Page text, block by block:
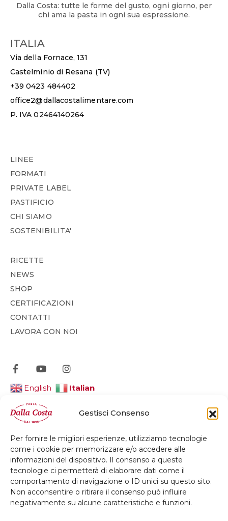
Gestisci Consenso
Per fornire le migliori esperienze, utilizziamo tecnologie
come i cookie per memorizzare e/o accedere alle
informazioni del dispositivo. Il consenso a queste
tecnologie ci permetterà di elaborare dati come il
comportamento di navigazione o ID unici su questo sito.
Non acconsentire o ritirare il consenso può influire
negativamente su alcune caratteristiche e funzioni.
Dalla Costa: tutte le forme del gusto, ogni giorno, per
chi ama la pasta in ogni sua espressione.
ITALIA
Via della Fornace, 131
Castelminio di Resana (TV)
+39 0423 484402
office2@dallacostalimentare.com
P. IVA 02464140264
LINEE
FORMATI
PRIVATE LABEL
PASTIFICIO
CHI SIAMO
SOSTENIBILITA'
RICETTE
NEWS
SHOP
CERTIFICAZIONI
CONTATTI
LAVORA CON NOI
English Italian
© 2026 Dalla Costa Alimentare Srl
Privacy Policy Cookie Policy Credits
Whistleblowing Accessibilità